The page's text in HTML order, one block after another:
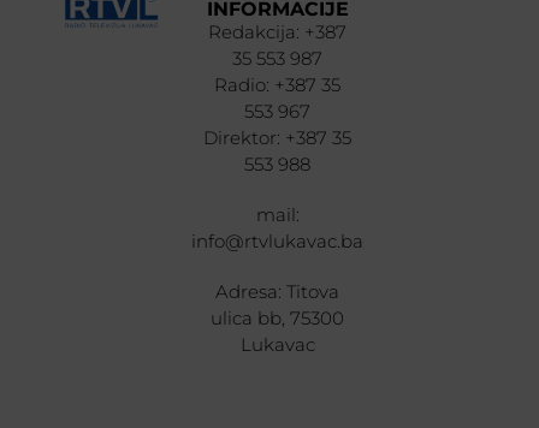
INFORMACIJE
Redakcija: +387
35 553 987
Radio: +387 35
553 967
Direktor: +387 35
553 988
mail:
info@rtvlukavac.ba
Adresa: Titova
ulica bb, 75300
Lukavac